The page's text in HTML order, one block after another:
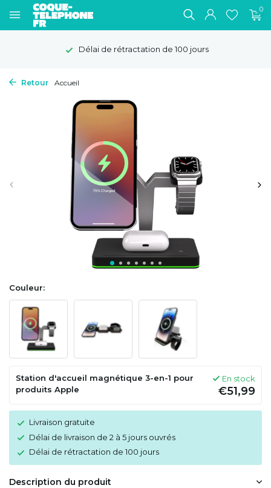
0
Délai de rétractation de 100 jours
Retour Accueil
Couleur:
Station d'accueil magnétique 3-en-1 pour
produits Apple
En stock
€51,99
Livraison gratuite
Délai de livraison de 2 à 5 jours ouvrés
Délai de rétractation de 100 jours
Description du produit